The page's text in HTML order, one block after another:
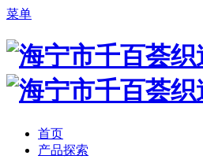
菜单
首页
产品探索